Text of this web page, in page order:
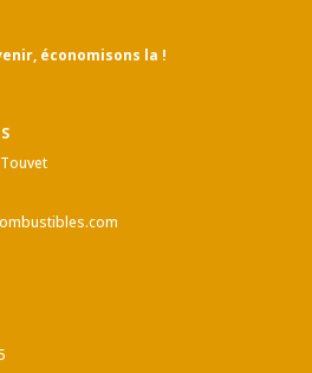
économisons la !